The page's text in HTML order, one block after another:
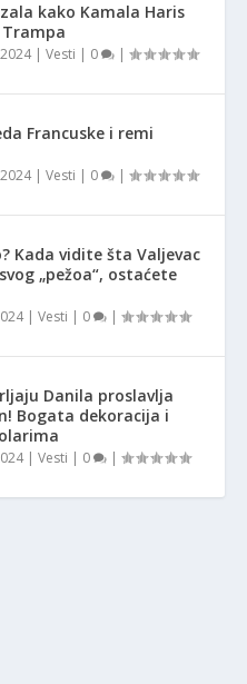
kako Kamala Haris
|Vesti | 0 |
Francuske i remi
|Vesti | 0 |
Kada vidite šta Valjevac
„pežoa“, ostaćete
|Vesti | 0 |
Danila proslavlja
Bogata dekoracija i
|Vesti | 0 |